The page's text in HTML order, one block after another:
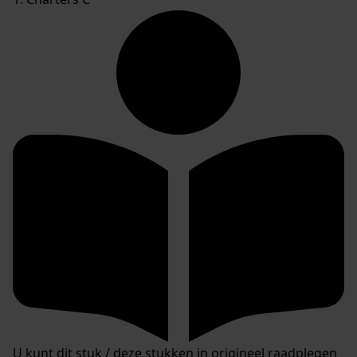
U kunt dit stuk / deze stukken in origineel raadplegen